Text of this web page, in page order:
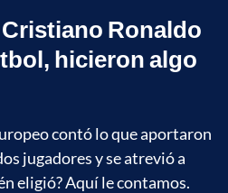
Ronaldo
hicieron algo
contó lo que aportaron
jugadores y se atrevió a
eligió? Aquí le contamos.